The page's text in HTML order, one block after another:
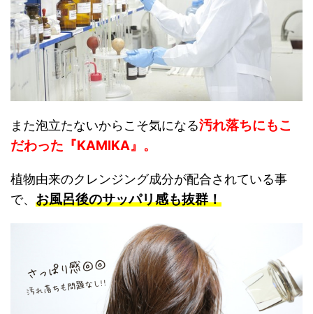
また泡立たないからこそ気になる汚れ落ちにもこ
だわった『KAMIKA』。
植物由来のクレンジング成分が配合されている事
で、 お風呂後のサッパリ感も抜群！